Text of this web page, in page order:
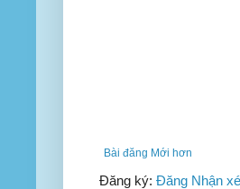
Bài đăng Mới hơn
Đăng ký: Đăng Nhận